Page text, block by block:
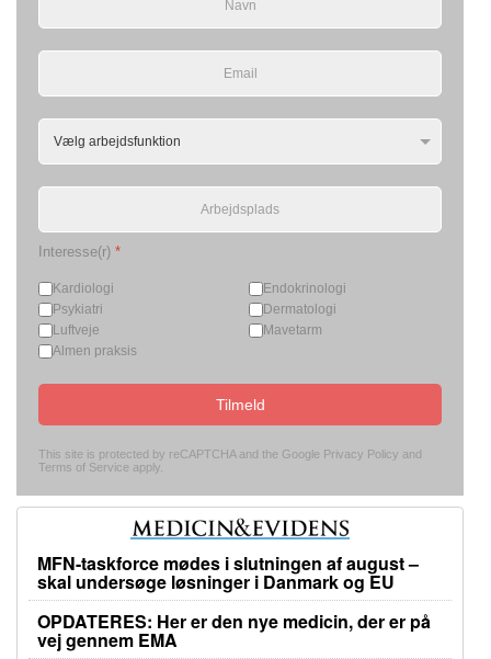
Interesse(r) *
Kardiologi
Endokrinologi
Psykiatri
Dermatologi
Luftveje
Mavetarm
Almen praksis
Tilmeld
This site is protected by reCAPTCHA and the Google Privacy Policy and
Terms of Service apply.
MFN-taskforce mødes i slutningen af august –
skal undersøge løsninger i Danmark og EU
OPDATERES: Her er den nye medicin, der er på
vej gennem EMA